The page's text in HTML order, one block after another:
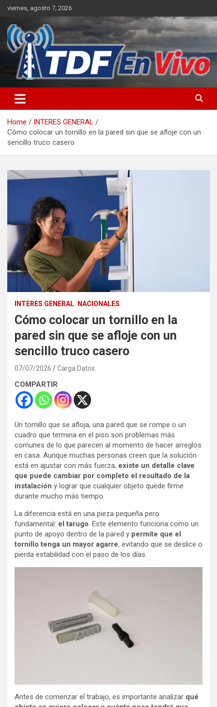
Skip
content
viernes, agosto 7, 2026
Home
INTERES GENERAL
Cómo colocar un tornillo en la pared sin que se afloje con un
sencillo truco casero
INTERES GENERAL NACIONALES
Cómo colocar un tornillo en la
pared sin que se afloje con un
sencillo truco casero
07/07/2026 Carga Datos
COMPARTIR
Un tornillo que se afloja, una pared que se rompe o un
cuadro que termina en el piso son problemas más
comunes de lo que parecen al momento de hacer arreglos
en casa. Aunque muchas personas creen que la solución
está en ajustar con más fuerza, existe un detalle clave
que puede cambiar por completo el resultado de la
instalación y lograr que cualquier objeto quede firme
durante mucho más tiempo.
La diferencia está en una pieza pequeña pero
fundamental: el tarugo . Este elemento funciona como un
punto de apoyo dentro de la pared y permite que el
tornillo tenga un mayor agarre, evitando que se deslice o
pierda estabilidad con el paso de los días.
Antes de comenzar el trabajo, es importante analizar qué